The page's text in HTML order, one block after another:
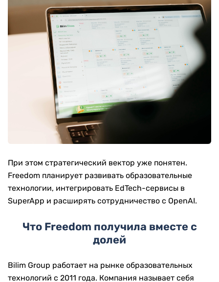
При этом стратегический вектор уже понятен.
Freedom планирует развивать образовательные
технологии, интегрировать EdTech-сервисы в
SuperApp и расширять сотрудничество с OpenAI.
Что Freedom получила вместе с
долей
Bilim Group работает на рынке образовательных
технологий с 2011 года. Компания называет себя